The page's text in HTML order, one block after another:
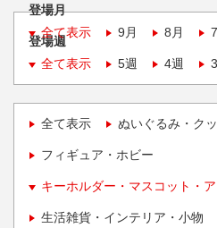
登場月
全て表示
9月 8月
登場週
全て表示
5週 4週
全て表示 ぬいぐるみ・ク
フィギュア・ホビー
キーホルダー・マスコット・
生活雑貨・インテリア・小物